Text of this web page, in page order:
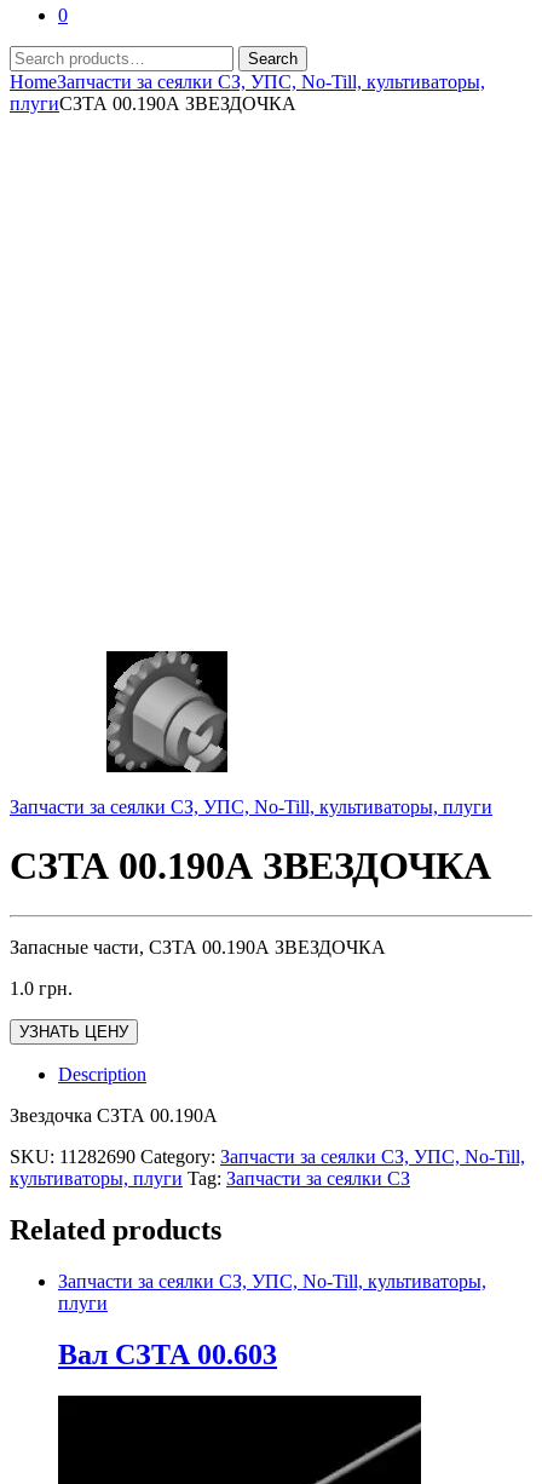
0
Search
for:
Search
HomeЗапчасти за сеялки СЗ, УПС, No-Till, культиваторы,
плугиСЗТА 00.190А ЗВЕЗДОЧКА
Запчасти за сеялки СЗ, УПС, No-Till, культиваторы, плуги
СЗТА 00.190А ЗВЕЗДОЧКА
Запасные части, СЗТА 00.190А ЗВЕЗДОЧКА
1.0 грн.
УЗНАТЬ ЦЕНУ
Description
Звездочка СЗТА 00.190А
SKU: 11282690 Category: Запчасти за сеялки СЗ, УПС, No-Till,
культиваторы, плуги Tag: Запчасти за сеялки СЗ
Related products
Запчасти за сеялки СЗ, УПС, No-Till, культиваторы,
плуги
Вал СЗТА 00.603